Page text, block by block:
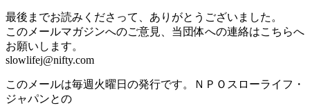
最後までお読みくださって、ありがとうございました。
このメールマガジンへのご意見、当団体への連絡はこちらへ
お願いします。
slowlifej@nifty.com
このメールは毎週火曜日の発行です。ＮＰＯスローライフ・
ジャパンとの